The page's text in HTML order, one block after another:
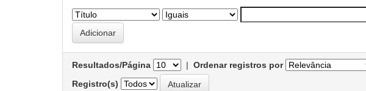
Resultados/Página | Ordenar registros por
Registro(s)